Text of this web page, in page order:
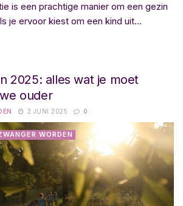
is een prachtige manier om een gezin
je ervoor kiest om een kind uit...
2025: alles wat je moet
ouder
2 JUNI 2025 0
WORDEN